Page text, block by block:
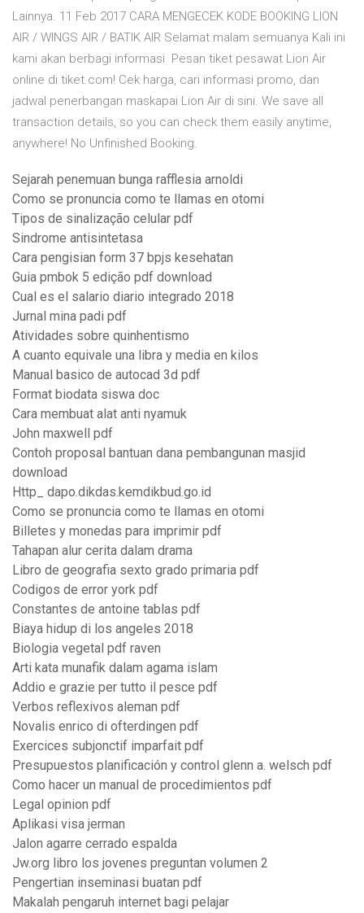
Lainnya. 11 Feb 2017 CARA MENGECEK KODE BOOKING LION
AIR / WINGS AIR / BATIK AIR Selamat malam semuanya Kali ini
kami akan berbagi informasi Pesan tiket pesawat Lion Air
online di tiket.com! Cek harga, cari informasi promo, dan
jadwal penerbangan maskapai Lion Air di sini. We save all
transaction details, so you can check them easily anytime,
anywhere! No Unfinished Booking.
Sejarah penemuan bunga rafflesia arnoldi
Como se pronuncia como te llamas en otomi
Tipos de sinalização celular pdf
Sindrome antisintetasa
Cara pengisian form 37 bpjs kesehatan
Guia pmbok 5 edição pdf download
Cual es el salario diario integrado 2018
Jurnal mina padi pdf
Atividades sobre quinhentismo
A cuanto equivale una libra y media en kilos
Manual basico de autocad 3d pdf
Format biodata siswa doc
Cara membuat alat anti nyamuk
John maxwell pdf
Contoh proposal bantuan dana pembangunan masjid
download
Http_ dapo.dikdas.kemdikbud.go.id
Como se pronuncia como te llamas en otomi
Billetes y monedas para imprimir pdf
Tahapan alur cerita dalam drama
Libro de geografia sexto grado primaria pdf
Codigos de error york pdf
Constantes de antoine tablas pdf
Biaya hidup di los angeles 2018
Biologia vegetal pdf raven
Arti kata munafik dalam agama islam
Addio e grazie per tutto il pesce pdf
Verbos reflexivos aleman pdf
Novalis enrico di ofterdingen pdf
Exercices subjonctif imparfait pdf
Presupuestos planificación y control glenn a. welsch pdf
Como hacer un manual de procedimientos pdf
Legal opinion pdf
Aplikasi visa jerman
Jalon agarre cerrado espalda
Jw.org libro los jovenes preguntan volumen 2
Pengertian inseminasi buatan pdf
Makalah pengaruh internet bagi pelajar